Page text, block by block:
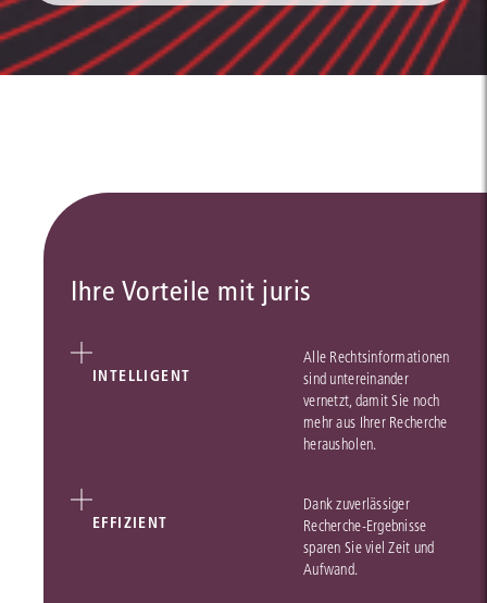
Ihre Vorteile mit juris
INTELLIGENT
Alle Rechtsinformationen
sind untereinander
vernetzt, damit Sie noch
mehr aus Ihrer Recherche
herausholen.
EFFIZIENT
Dank zuverlässiger
Recherche-Ergebnisse
sparen Sie viel Zeit und
Aufwand.